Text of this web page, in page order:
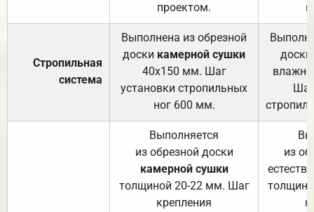
проектом.
Стропильная
система
Выполнена из обрезной
доски камерной сушки
40х150 мм. Шаг
установки стропильных
ног 600 мм.
доски
Выполняется
из обрезной доски
камерной сушки
толщиной 20-22 мм. Шаг
крепления
из